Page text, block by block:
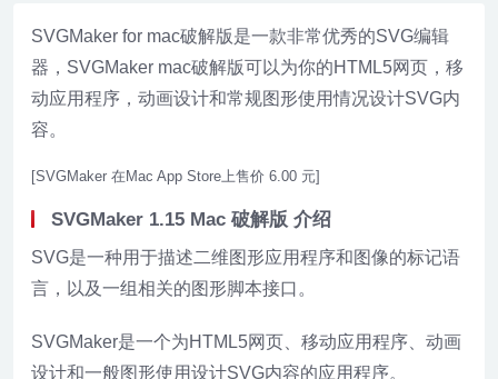
SVGMaker for mac破解版是一款非常优秀的SVG编辑
器，SVGMaker mac破解版可以为你的HTML5网页，移
动应用程序，动画设计和常规图形使用情况设计SVG内
容。
[SVGMaker 在Mac App Store上售价 6.00 元]
SVGMaker 1.15 Mac 破解版 介绍
SVG是一种用于描述二维图形应用程序和图像的标记语
言，以及一组相关的图形脚本接口。
SVGMaker是一个为HTML5网页、移动应用程序、动画
设计和一般图形使用设计SVG内容的应用程序。